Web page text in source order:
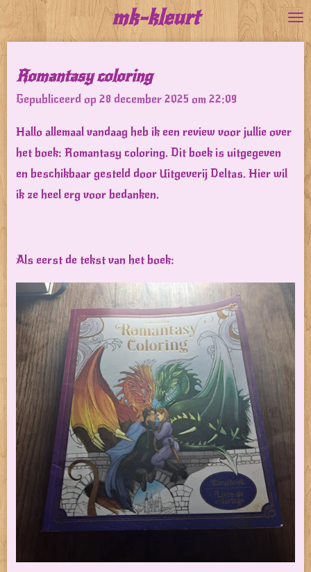
direct
de
hoofdinhoud
mk-kleurt
Romantasy coloring
Gepubliceerd op 28 december 2025 om 22:09
Hallo allemaal vandaag heb ik een review voor jullie over
het boek: Romantasy coloring. Dit boek is uitgegeven
en beschikbaar gesteld door Uitgeverij Deltas. Hier wil
ik ze heel erg voor bedanken.
Als eerst de tekst van het boek: